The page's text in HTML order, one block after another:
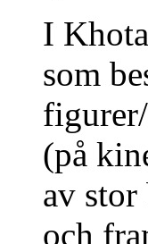
I
som
(på
av stor
och